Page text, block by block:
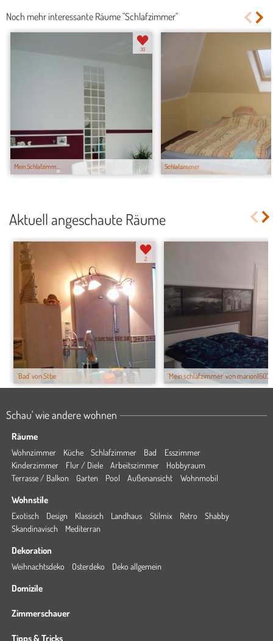
Noch mehr interessante Räume "Schlafzimmer"
Mein Schlafzimm...
30
Schlafzimmer
Aktuell angeschaute Räume
'Bad' von Stbe
2
'Mein schlafzimmer' von marion1607
Schau' wie andere wohnen
Räume
Wohnzimmer Küche Schlafzimmer Bad
Esszimmer
Kinderzimmer
Flur / Diele Arbeitszimmer
Hobbyraum
Terrasse / Balkon
Garten Pool Außenansicht Wohnmobil
Wohnstile
Exotisch Design Klassisch Landhaus Stilmix Retro
Shabby
Skandinavisch
Mediterran
Dekoration
Weihnachtsdeko Osterdeko Deko allgemein
Domizile
Zimmerschauer
Tipps & Tricks